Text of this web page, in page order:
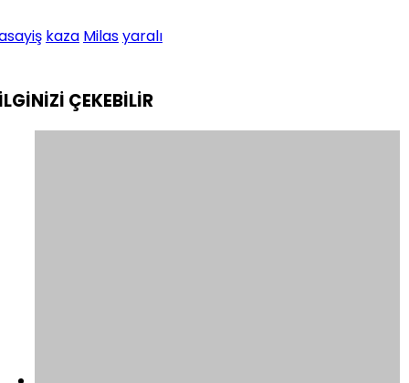
kaza Milasyaralı
ÇEKEBİLİR